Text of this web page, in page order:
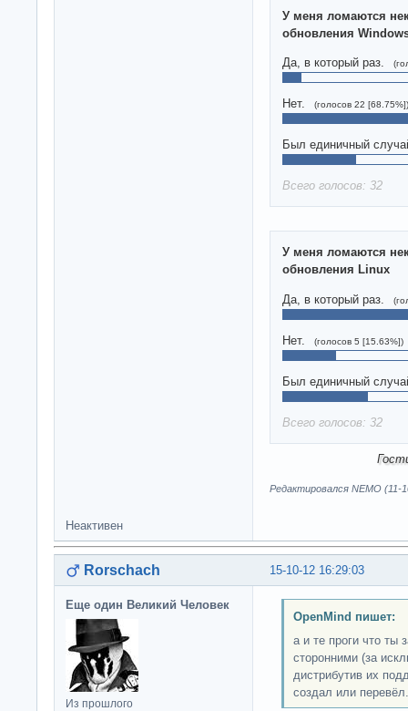
У меня ломаются
обновления
Да, в который раз.
Нет. (голосов 22 [68.75%])
Был единичный
Всего голосов: 32
У меня ломаются
обновления Linux
Да, в который раз.
Нет. (голосов 5 [15.63%])
Был единичный
Всего голосов: 32
Редактировался NEMO (11-
Неактивен
15-10-12 16:29:03
Rorschach
Еще один Великий Человек
Из прошлого
OpenMind пишет:
а и те проги что ты
сторонними (за
дистрибутив их
создал или